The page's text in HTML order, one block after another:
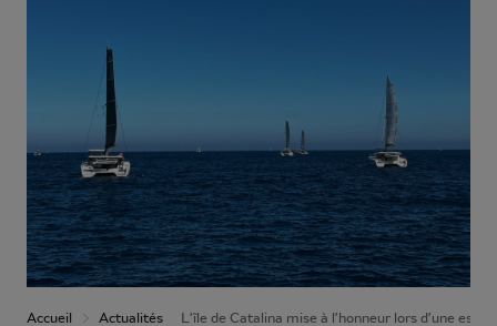
Accueil Actualités L’île de Catalina mise à l’honneur lors d’une